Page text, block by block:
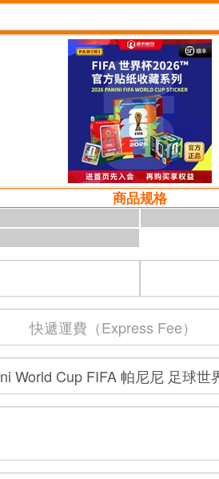
商品规格